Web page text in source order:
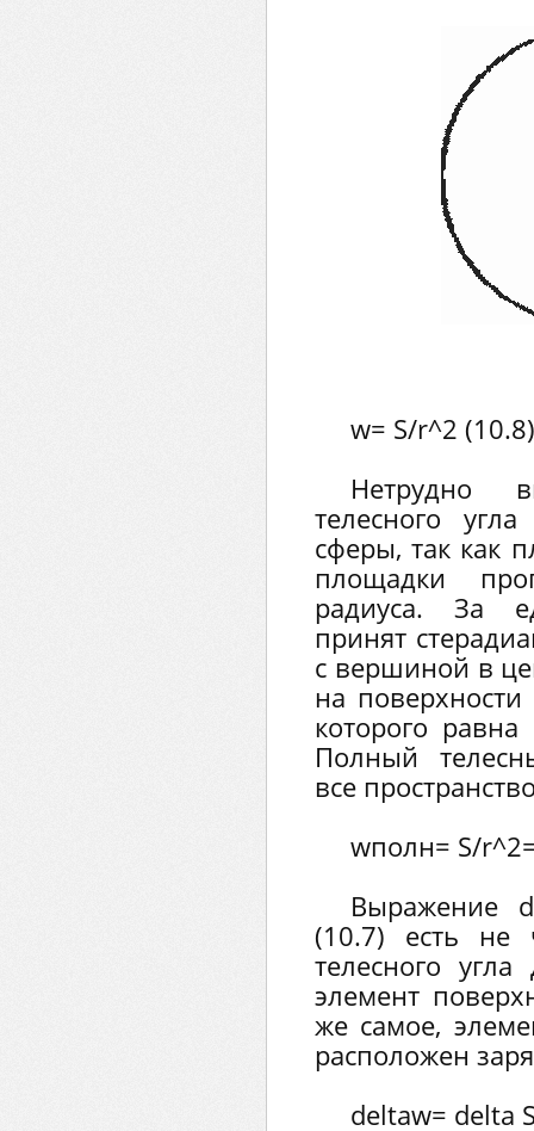
w= S/r^2 (10.8)
Нетрудно
телесного
сферы, так как
площадки
радиуса. За
принят
с вершиной в
на
которого
Полный
все
wполн= S/
Выражение
(10.7) есть не
телесного
элемент
же самое,
расположен
deltaw= delta